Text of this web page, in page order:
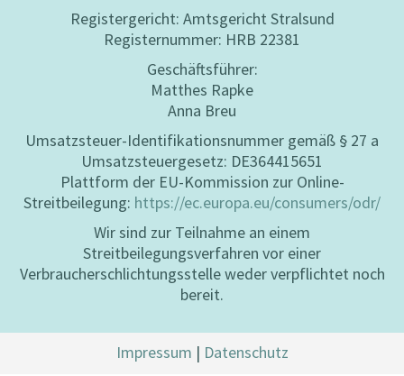
Registergericht: Amtsgericht Stralsund
Registernummer: HRB 22381
Geschäftsführer:
Matthes Rapke
Anna Breu
Umsatzsteuer-Identifikationsnummer gemäß § 27 a
Umsatzsteuergesetz: DE364415651
Plattform der EU-Kommission zur Online-
Streitbeilegung: https://ec.europa.eu/consumers/odr/
Wir sind zur Teilnahme an einem
Streitbeilegungsverfahren vor einer
Verbraucherschlichtungsstelle weder verpflichtet noch
bereit.
Impressum | Datenschutz